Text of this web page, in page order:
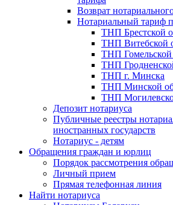
Возврат
Нотариальный тариф
ТНП Брестской
ТНП Витебской
ТНП Гомельской
ТНП
ТНП г. Минска
ТНП Минской
ТНП
Депозит нотариуса
Публичные реестры
иностранных государств
Нотариус - детям
Обращения граждан и юрлиц
Порядок рассмотрения
Личный прием
Прямая телефонная линия
Найти нотариуса